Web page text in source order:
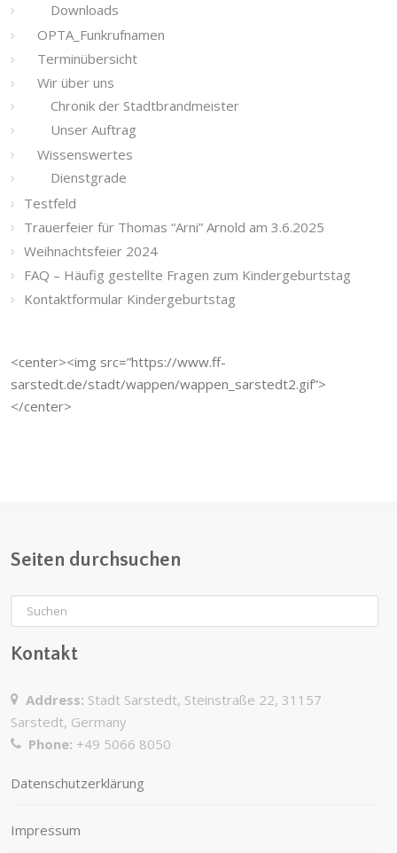
Downloads
OPTA_Funkrufnamen
Terminübersicht
Wir über uns
Chronik der Stadtbrandmeister
Unser Auftrag
Wissenswertes
Dienstgrade
Testfeld
Trauerfeier für Thomas “Arni” Arnold am 3.6.2025
Weihnachtsfeier 2024
FAQ – Häufig gestellte Fragen zum Kindergeburtstag
Kontaktformular Kindergeburtstag
<center><img src=”https://www.ff-
sarstedt.de/stadt/wappen/wappen_sarstedt2.gif”>
</center>
Seiten durchsuchen
Kontakt
Address: Stadt Sarstedt, Steinstraße 22, 31157
Sarstedt, Germany
Phone: +49 5066 8050
Datenschutzerklärung
Impressum